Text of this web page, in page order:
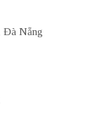
Đà Nẵng